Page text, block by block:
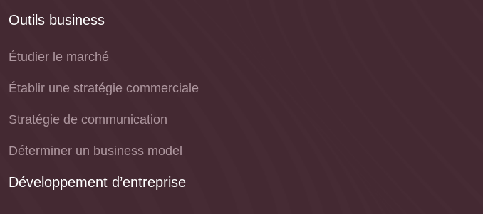
Outils business
Étudier le marché
Établir une stratégie commerciale
Stratégie de communication
Déterminer un business model
Développement d’entreprise